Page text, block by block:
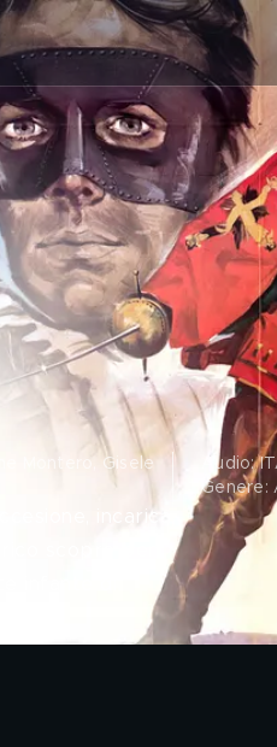
Montero, Gisele
incarica
Audio:
Genere: